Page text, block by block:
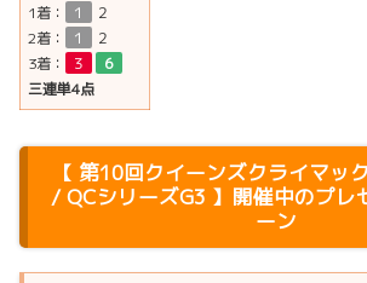
1着：
１
２
2着：
１
２
3着：
３
６
三連単4点
【 第10回クイーンズクライマッ
/ QCシリーズG3 】開催中のプレ
ーン